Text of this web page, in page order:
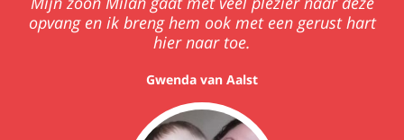
opvang en ik breng hem ook met een gerust hart
hier naar toe.
Gwenda van Aalst